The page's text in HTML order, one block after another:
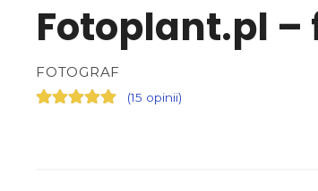
Fotoplant.pl
FOTOGRAF
(15 opinii)